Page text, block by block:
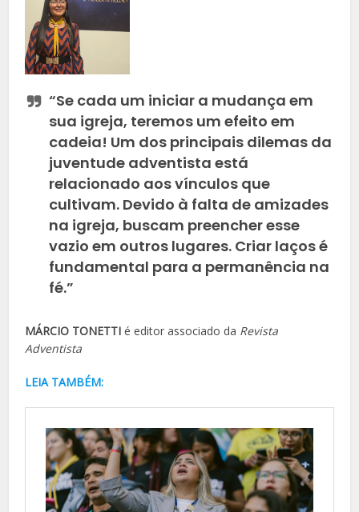
“Se cada um iniciar a mudança em
sua igreja, teremos um efeito em
cadeia! Um dos principais dilemas da
juventude adventista está
relacionado aos vínculos que
cultivam. Devido à falta de amizades
na igreja, buscam preencher esse
vazio em outros lugares. Criar laços é
fundamental para a permanência na
fé.”
MÁRCIO TONETTI é editor associado da Revista
Adventista
LEIA TAMBÉM: